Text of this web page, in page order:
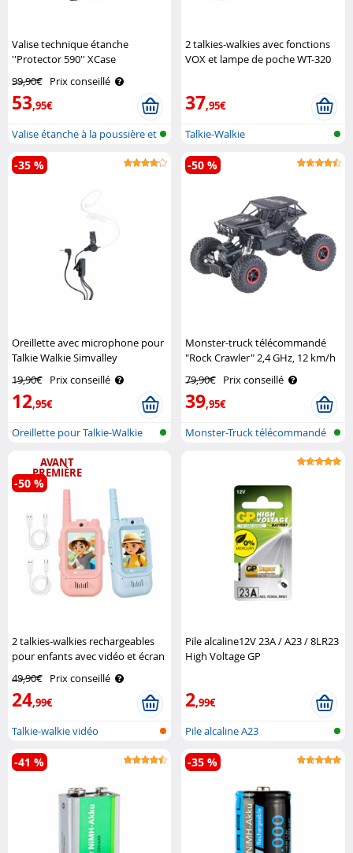
Valise technique étanche
''Protector 590'' XCase
99,90€ Prix conseillé
53,95€
Valise étanche à la poussière et
à ..
2 talkies-walkies avec fonctions
VOX et lampe de poche WT-320
37,95€
Talkie-Walkie
Oreillette avec microphone pour
Talkie Walkie Simvalley
19,90€ Prix conseillé
12,95€
-35 %
Oreillette pour Talkie-Walkie
Monster-truck télécommandé
"Rock Crawler" 2,4 GHz, 12 km/h
79,90€ Prix conseillé
39,95€
-50 %
Monster-Truck télécommandé
AVANT
PREMIÈRE
2 talkies-walkies rechargeables
pour enfants avec vidéo et écran
49,90€ Prix conseillé
24,99€
-50 %
Talkie-walkie vidéo
Pile alcaline12V 23A / A23 / 8LR23
High Voltage GP
2,99€
Pile alcaline A23
-41 % -35 %